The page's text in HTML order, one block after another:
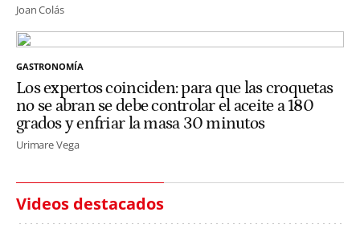
Joan Colás
GASTRONOMÍA
Los expertos coinciden: para que las croquetas
no se abran se debe controlar el aceite a 180
grados y enfriar la masa 30 minutos
Urimare Vega
Videos destacados